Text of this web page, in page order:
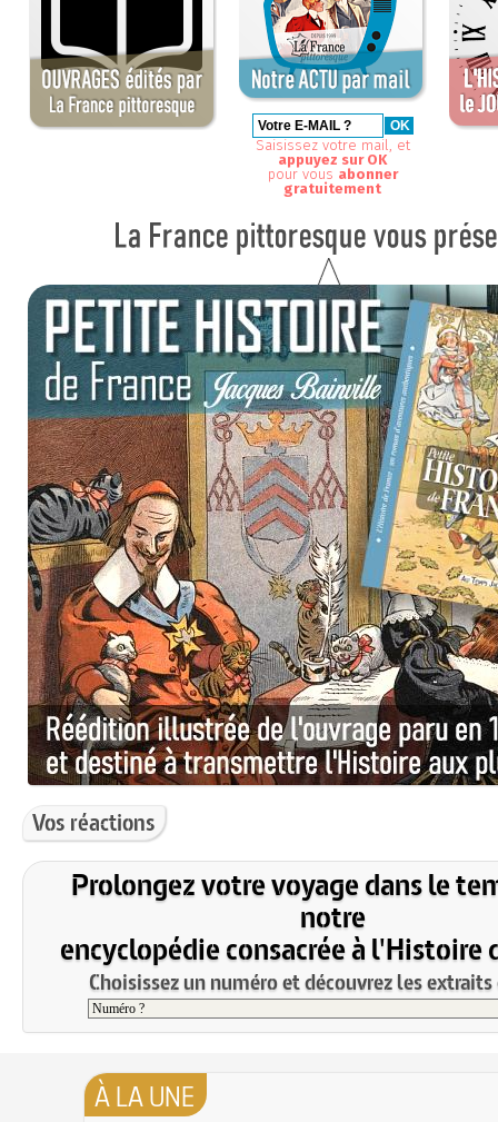
Saisissez votre mail, et
appuyez sur OK
pour vous abonner
gratuitement
Vos réactions
Prolongez votre voyage dans le
notre
encyclopédie consacrée à l'Histoire
Choisissez un numéro et découvrez les
À LA UNE